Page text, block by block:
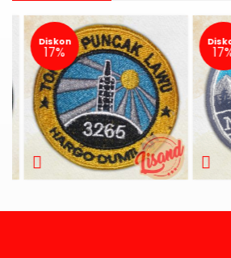
Diskon
17%
Diskon
17%